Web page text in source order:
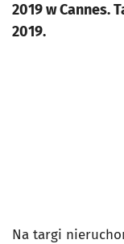
2019 w Cannes.
2019.
Na targi